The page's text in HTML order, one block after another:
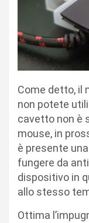
Come detto, il
non potete
cavetto non è
mouse, in
è presente
fungere da
dispositivo in
allo stesso
Ottima